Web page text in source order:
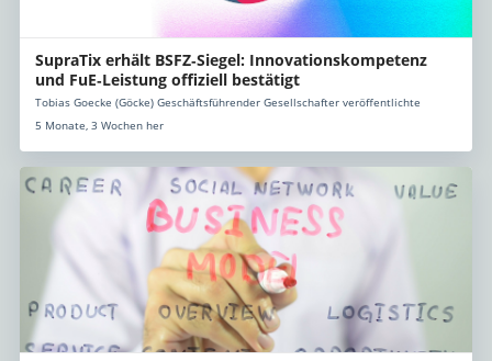
SupraTix erhält BSFZ‑Siegel: Innovationskompetenz
und FuE‑Leistung offiziell bestätigt
Tobias Goecke (Göcke) Geschäftsführender Gesellschafter veröffentlichte
5 Monate, 3 Wochen her